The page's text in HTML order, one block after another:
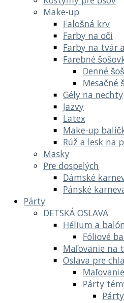
Make-up
Falošná krv
Farby na oči
Farby na tvár
Farebné
Denné
Mesačné
Gély na nechty
Jazvy
Latex
Make-up
Rúž a lesk na
Masky
Pre dospelých
Dámské
Pánské
Párty
DETSKÁ OSLAVA
Hélium a
Fóliové
Maľovanie na
Oslava pre
Párty